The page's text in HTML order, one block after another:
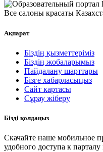
Все салоны красаты
Ақпарат
Біздің қызметтеріміз
Біздің жобаларымыз
Пайдалану шарттары
Бізге хабарласыңыз
Сайт картасы
Сұрау жіберу
Бізді қолдаңыз
Скачайте наше мобильное
удобного доступа к